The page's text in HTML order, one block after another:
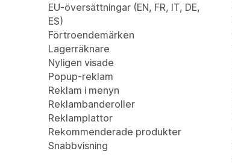
EU-översättningar (EN, FR, IT, DE,
ES)
Förtroendemärken
Lagerräknare
Nyligen visade
Popup-reklam
Reklam i menyn
Reklambanderoller
Reklamplattor
Rekommenderade produkter
Snabbvisning